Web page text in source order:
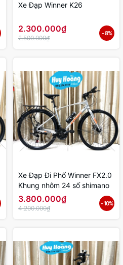
Xe Đạp Winner K26
2.300.000₫
2.500.000₫
- 8%
Xe Đạp Đi Phố Winner FX2.0
Khung nhôm 24 số shimano
3.800.000₫
4.200.000₫
- 10%